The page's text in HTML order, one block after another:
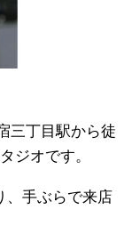
三丁目駅から徒
ジオです。
、手ぶらで来店